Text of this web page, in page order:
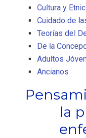
Cultura y
Cuidado de
Teorías del
De la
Adultos
Ancianos
la